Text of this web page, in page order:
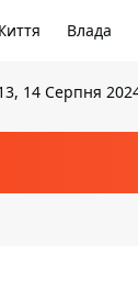
Влада
14 Серпня